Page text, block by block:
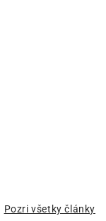
Pozri všetky články